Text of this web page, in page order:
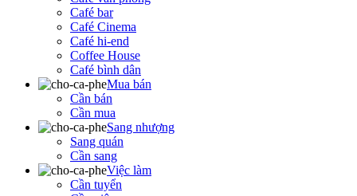
Café bar
Café Cinema
Café hi-end
Coffee House
Café bình dân
Mua bán
Cần bán
Cần mua
Sang nhượng
Sang quán
Cần sang
Việc làm
Cần tuyển